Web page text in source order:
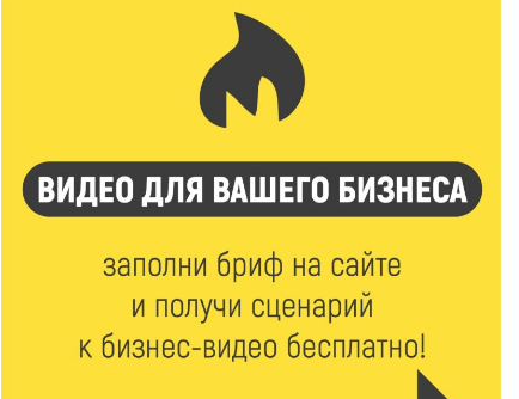
329
Сотрудники УФСИН по Тверской области
поддержали Всероссийскую акцию ко Дню
7 Авг 2026 22:02 342
Новые правила РЖД: пассажиров начнут
информировать об изменениях маршрута в
цифровом формате